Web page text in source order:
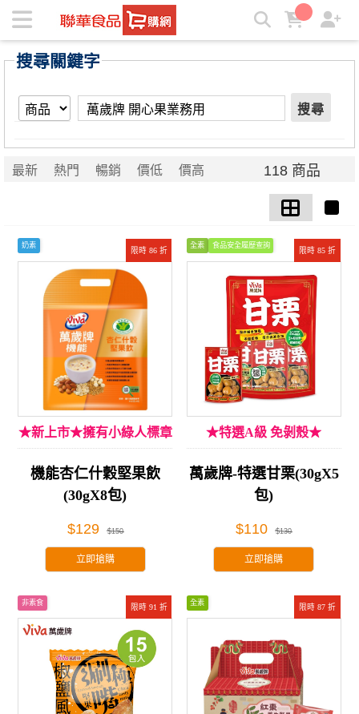
【萬歲牌 開心果業務用】搜尋結果 | ★聯華食品e購網★
搜尋關鍵字
搜尋
最新 熱門 暢銷 價低 價高 118 商品
限時 86 折
奶素
★新上市★擁有小綠人標章
機能杏仁什穀堅果飲
(30gX8包)
$129 $150
立即搶購
限時 85 折
全素 食品安全履歷查詢
★特選A級 免剝殼★
萬歲牌-特選甘栗(30gX5
包)
$110 $130
立即搶購
限時 91 折
非素食
限時 87 折
全素